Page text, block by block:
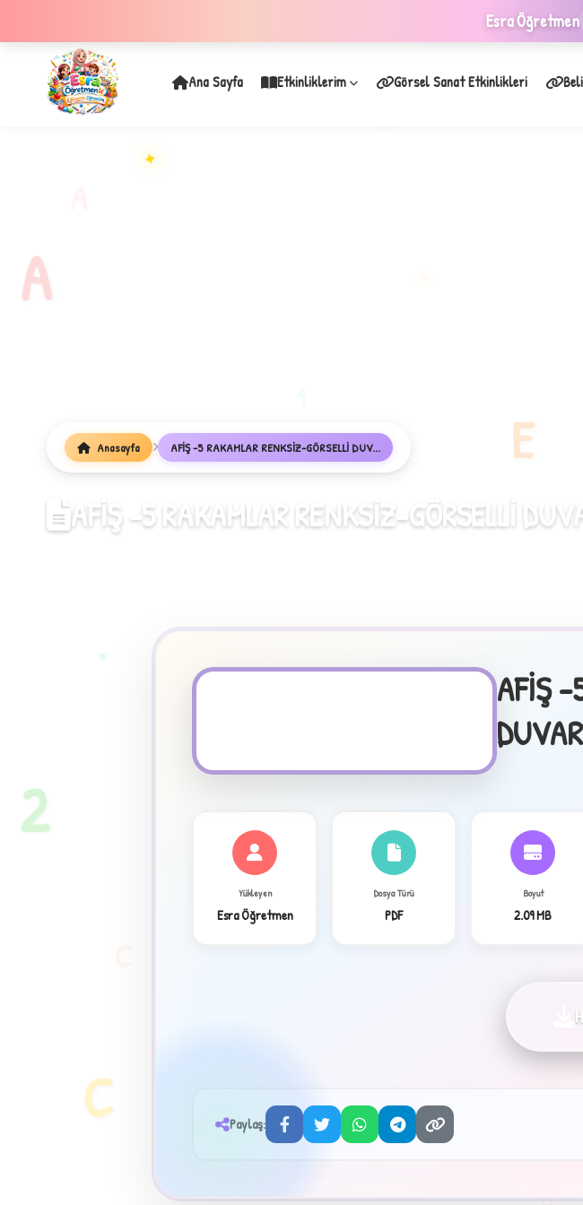
EsraÖğretmen
✦
✧
Ana Sayfa Etkinliklerim Görsel Sanat Etkinlikleri
Anasayfa AFİŞ -5 RAKAMLAR RENKSİZ-GÖRSELLİ DUV...
AFİŞ -5 RAKAMLAR RENKSİZ-GÖRSELLİ
AFİŞ -
Yükleyen
Esra Öğretmen
Dosya Türü
PDF
Boyut
2.09 MB
Paylaş:
A
C
E
2
★